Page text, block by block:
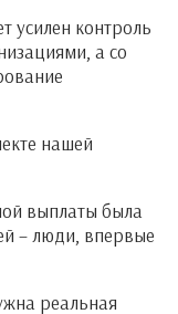
усилен контроль
а со
нашей
выплаты была
– люди, впервые
реальная